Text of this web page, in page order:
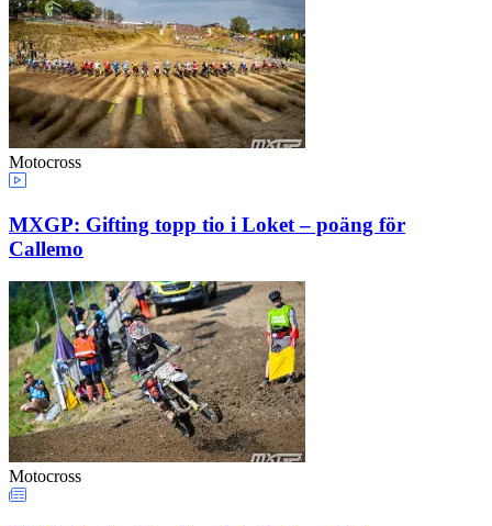
Motocross
MXGP: Gifting topp tio i Loket – poäng för
Callemo
Motocross